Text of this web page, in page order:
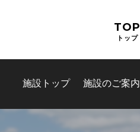
TOP
トップ
施設トップ 施設のご案内